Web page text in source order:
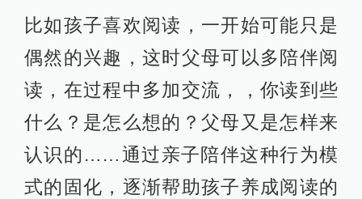
比如孩子喜欢阅读，一开始可能只是
偶然的兴趣，这时父母可以多陪伴阅
读，在过程中多加交流，，你读到些
什么？是怎么想的？父母又是怎样来
认识的……通过亲子陪伴这种行为模
式的固化，逐渐帮助孩子养成阅读的